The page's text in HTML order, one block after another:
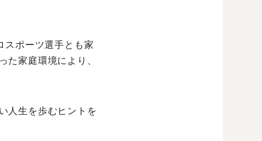
スポーツ選手とも家
た家庭環境により、
人生を歩むヒントを